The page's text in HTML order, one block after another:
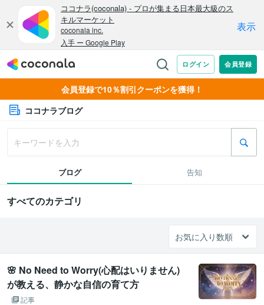
会員登録で10％割引クーポンを獲得！
ココナラブログ
ブログ 告知
すべてのカテゴリ
🌸 No Need to Worry(心配はいりません)
が教える、静かな自信の育て方
記事